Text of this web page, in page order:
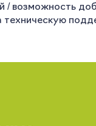
/ возможность
техническую